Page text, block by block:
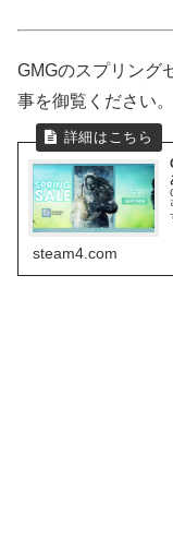
GMGのスプリング
事を御覧ください。
steam4.com